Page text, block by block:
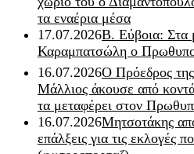
τα εναέρια μέσα
17.07.2026Β. Εύβοια: Στα
Καραμπατσώλη ο
16.07.2026Ο Πρόεδρος
Μάλλιος άκουσε από
τα μεταφέρει στον
16.07.2026Μητσοτάκης
επάλξεις για τις εκλογές